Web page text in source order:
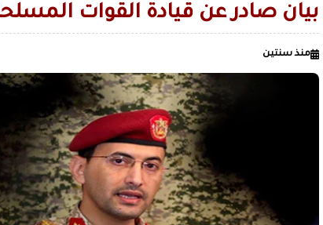
الاصطناعي في البحرين قليل من صنعاء
الصميدي| اليمن
زمن السيطرة على العقول قبل الميدان / بقلم عدنان عبدالله الجنيد
بيان صادر عن قيادة القوات
منذ سنتين